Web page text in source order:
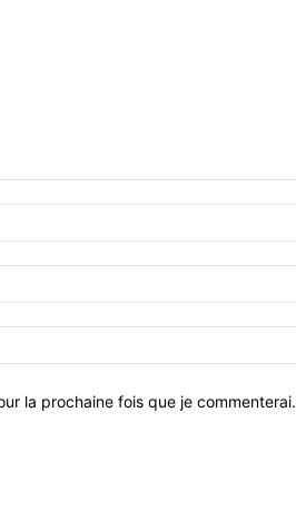
la prochaine fois que je commenterai.